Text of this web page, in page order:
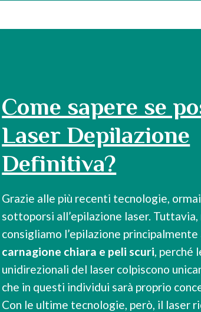
Come sapere se
Laser Depilazione
Definitiva?
Grazie alle più recenti tecnologie,
sottoporsi all’epilazione laser.
consigliamo l’epilazione
carnagione chiara e peli scuri, perché
unidirezionali del laser colpiscono
che in questi individui sarà proprio
Con le ultime tecnologie, però, il laser